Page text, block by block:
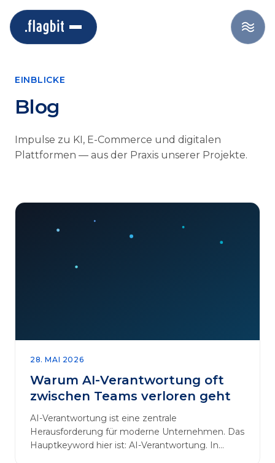
EINBLICKE
Blog
Impulse zu KI, E-Commerce und digitalen
Plattformen — aus der Praxis unserer Projekte.
28. MAI 2026
Warum AI-Verantwortung oft
zwischen Teams verloren geht
AI-Verantwortung ist eine zentrale
Herausforderung für moderne Unternehmen. Das
Hauptkeyword hier ist: AI-Verantwortung. In